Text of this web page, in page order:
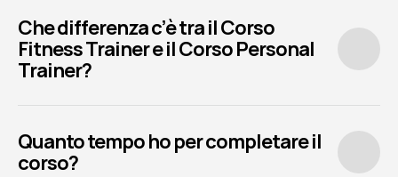
Che differenza c’è tra il Corso
Fitness Trainer e il Corso Personal
Trainer?
Quanto tempo ho per completare il
corso?